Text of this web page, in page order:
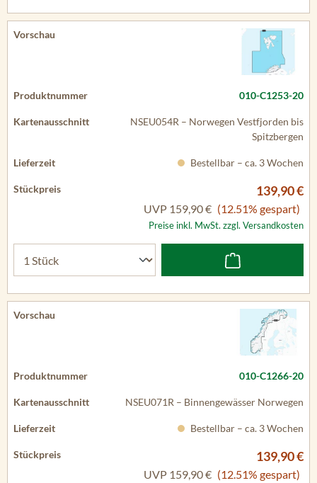
010-C1253-20
NSEU054R – Norwegen Vestfjorden bis
Spitzbergen
Bestellbar – ca. 3 Wochen
139,90 €
UVP 159,90 € (12.51% gespart)
Preise inkl. MwSt. zzgl. Versandkosten
010-C1266-20
NSEU071R – Binnengewässer Norwegen
Bestellbar – ca. 3 Wochen
139,90 €
UVP 159,90 € (12.51% gespart)